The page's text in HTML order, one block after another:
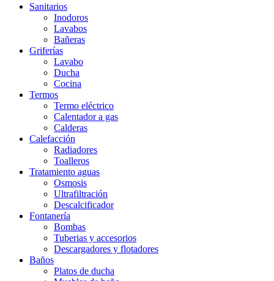
Sanitarios
Inodoros
Lavabos
Bañeras
Griferías
Lavabo
Ducha
Cocina
Termos
Termo eléctrico
Calentador a gas
Calderas
Calefacción
Radiadores
Toalleros
Tratamiento aguas
Osmosis
Ultrafiltración
Descalcificador
Fontanería
Bombas
Tuberias y accesorios
Descargadores y flotadores
Baños
Platos de ducha